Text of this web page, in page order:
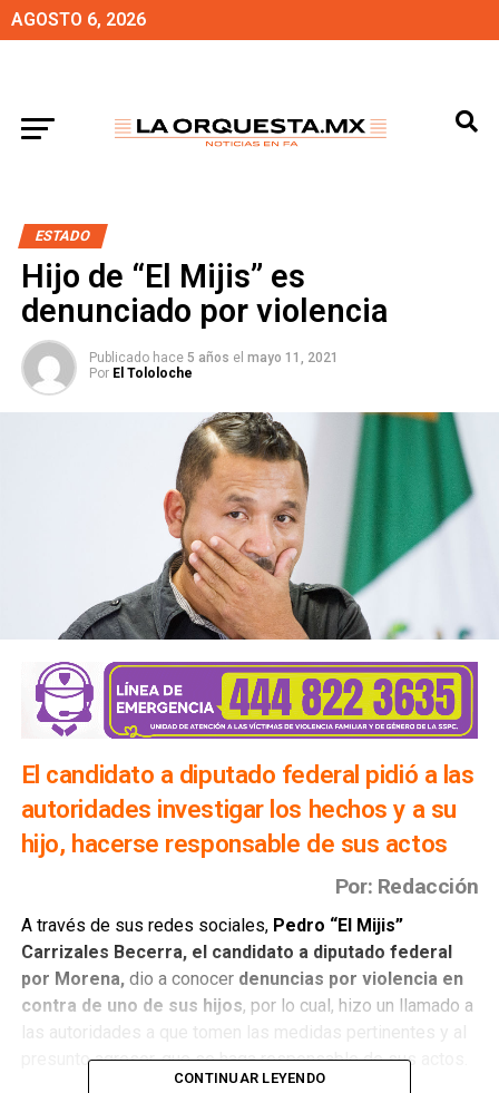
AGOSTO 6, 2026
ESTADO
Hijo de “El Mijis” es
denunciado por violencia
Publicado hace 5 años el mayo 11, 2021
Por El Tololoche
El candidato a diputado federal pidió a las
autoridades investigar los hechos y a su
hijo, hacerse responsable de sus actos
Por: Redacción
A través de sus redes sociales, Pedro “El Mijis”
Carrizales Becerra, el candidato a diputado federal
por Morena,dio a conocer denuncias por violencia en
contra de uno de sus hijos, por lo cual, hizo un llamado a
las autoridades a que tomen las medidas pertinentes y al
presunto agresor, que se haga responsable de sus actos.
CONTINUAR LEYENDO